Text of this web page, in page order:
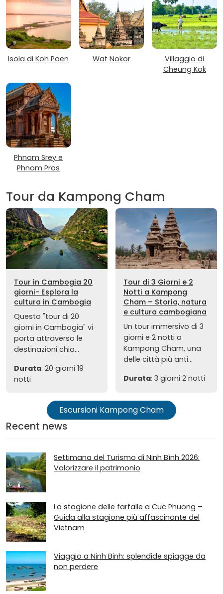
Isola di Koh Paen Wat Nokor
Villaggio di
Cheung Kok
Phnom Srey e
Phnom Pros
Tour da Kampong Cham
Tour in Cambogia 20
giorni- Esplora la
cultura in Cambogia
Questo "tour di 20
giorni in Cambogia" vi
porta attraverso le
destinazioni chia...
Durata: 20 giorni 19
notti
Tour di 3 Giorni e 2
Notti a Kampong
Cham – Storia, natura
e cultura cambogiana
Un tour immersivo di 3
giorni e 2 notti a
Kampong Cham, una
delle città più anti...
Durata: 3 giorni 2 notti
Escursioni Kampong Cham
Recent news
Settimana del Turismo di Ninh Bình 2026:
Valorizzare il patrimonio
La stagione delle farfalle a Cuc Phuong –
Guida alla stagione più affascinante del
Vietnam
Viaggio a Ninh Binh: splendide spiagge da
non perdere